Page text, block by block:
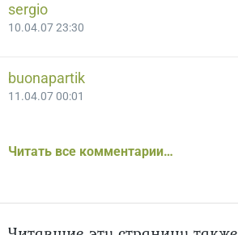
sergio
10.04.07 23:30
buonapartik
11.04.07 00:01
Читать все комментарии…